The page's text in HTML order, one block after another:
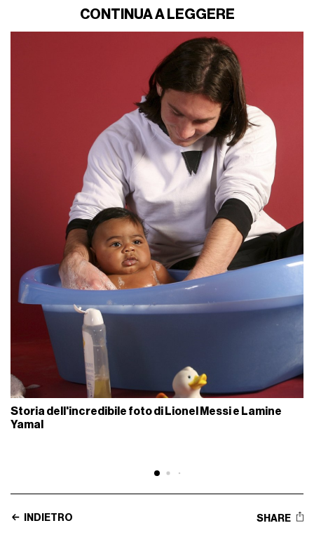
CONTINUA A LEGGERE
Storia dell'incredibile foto di Lionel Messi e Lamine
Yamal
INDIETRO SHARE